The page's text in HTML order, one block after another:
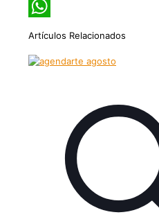
Twitter
Artículos Relacionados